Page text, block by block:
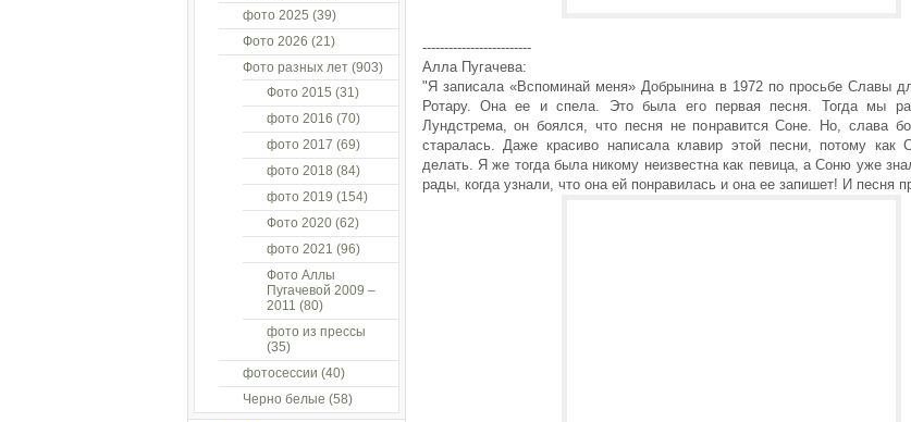
-------------------------
Алла Пугачева:
"Я записала «Вспоминай меня» Добрынина в 1972 по просьбе Славы
Ротару. Она ее и спела. Это была его первая песня. Тогда мы
Лундстрема, он боялся, что песня не понравится Соне. Но, слава
старалась. Даже красиво написала клавир этой песни, потому как
делать. Я же тогда была никому неизвестна как певица, а Соню уже
рады, когда узнали, что она ей понравилась и она ее запишет! И песня
фото 2025 (39)
Фото 2026 (21)
Фото разных лет(903)
Фото 2015 (31)
фото 2016 (70)
фото 2017 (69)
фото 2018 (84)
фото 2019 (154)
Фото 2020(62)
фото 2021 (96)
Фото Аллы
Пугачевой 2009 –
2011 (80)
фото из прессы
(35)
фотосессии (40)
Черно белые (58)